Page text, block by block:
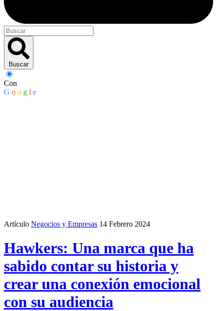
Buscar
Con
G o o g l e
Artículo Negocios y Empresas 14 Febrero 2024
Hawkers: Una marca que ha
sabido contar su historia y
crear una conexión emocional
con su audiencia